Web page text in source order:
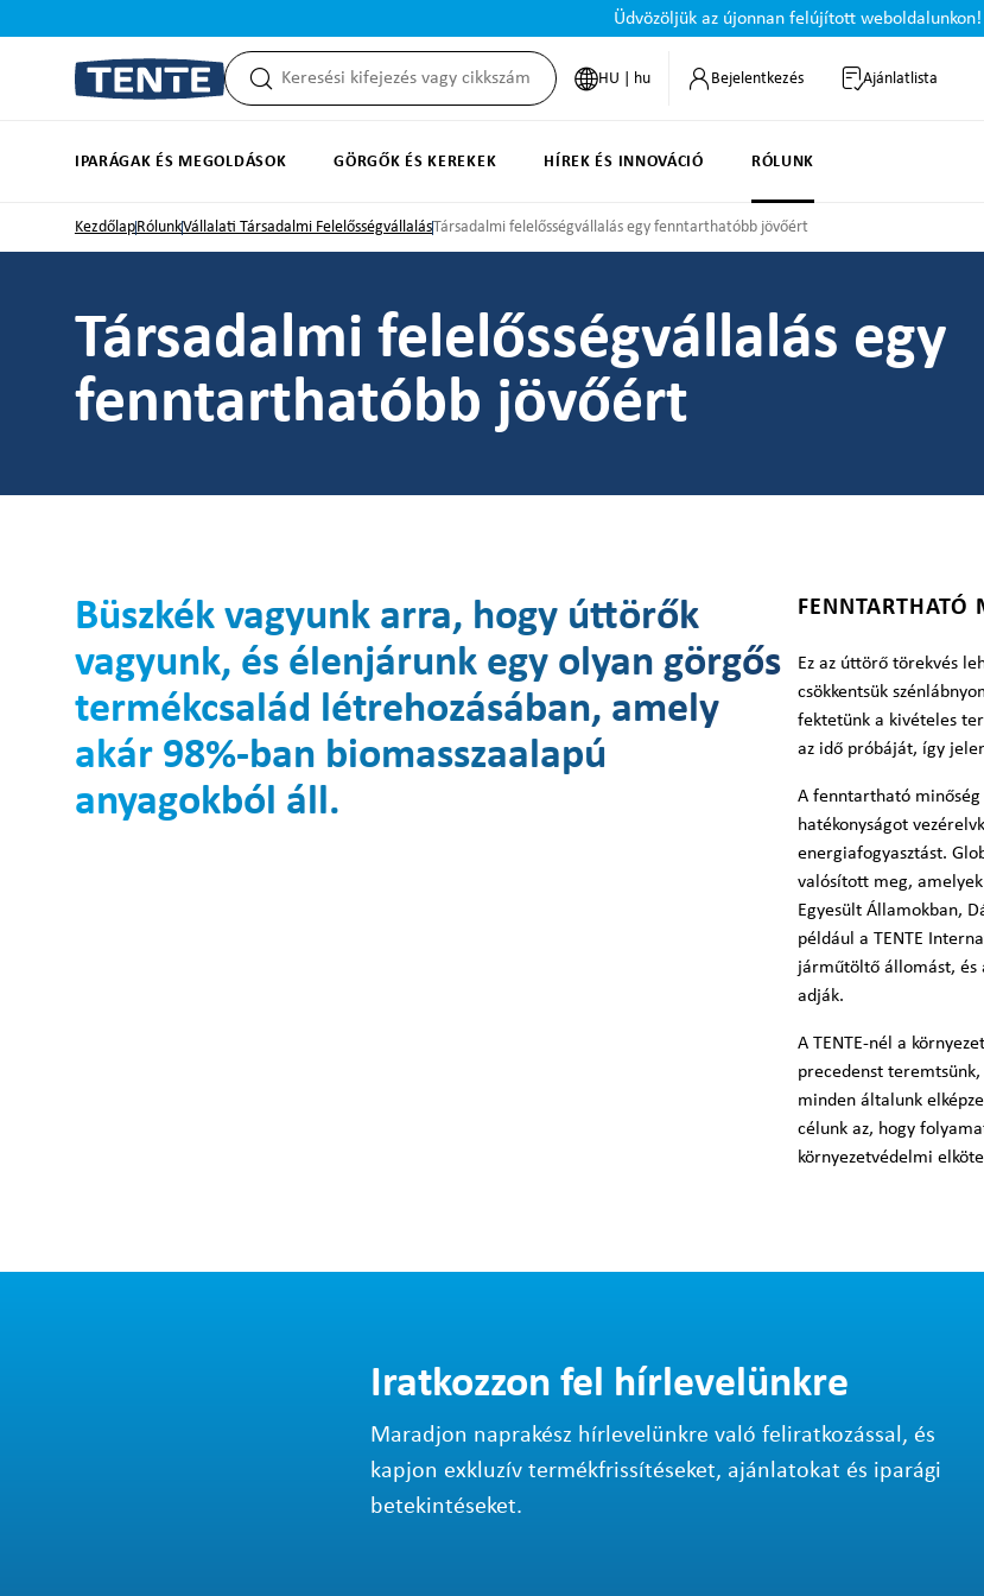
Üdvözöljük az újonnan felújított weboldalunkon!
HU | hu Bejelentkezés Ajánlatlista
IPARÁGAK ÉS MEGOLDÁSOK GÖRGŐK ÉS KEREKEK HÍREK ÉS INNOVÁCIÓ RÓLUNK
KezdőlapRólunkVállalati Társadalmi FelelősségvállalásTársadalmi felelősségvállalás egy fenntarthatóbb jövőért
Társadalmi felelősségvállalás egy
fenntarthatóbb jövőért
Büszkék vagyunk arra, hogy úttörők
vagyunk, és élenjárunk egy olyan görgős
termékcsalád létrehozásában, amely
akár 98%-ban biomasszaalapú
anyagokból áll.
FENNTARTHATÓ
Ez az úttörő törekvés
csökkentsük
fektetünk a kivételes
az idő próbáját, így
A fenntartható
hatékonyságot
energiafogyasztást.
valósított meg,
Egyesült Államokban,
például a TENTE
járműtöltő állomást, és
adják.
A TENTE-nél a
precedenst
minden általunk
célunk az, hogy
környezetvédelmi
Iratkozzon fel hírlevelünkre
Maradjon naprakész hírlevelünkre való feliratkozással, és
kapjon exkluzív termékfrissítéseket, ajánlatokat és iparági
betekintéseket.